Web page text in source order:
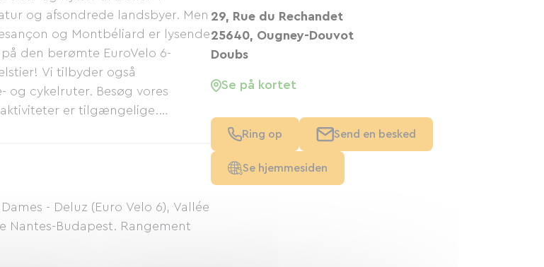
og afsondrede landsbyer. Men
og Montbéliard er lysende
den berømte EuroVelo 6-
Vi tilbyder også
og cykelruter. Besøg vores
er tilgængelige.
- Deluz (Euro Velo 6), Vallée
Nantes-Budapest. Rangement
29, Rue du Rechandet
25640, Ougney-Douvot
Doubs
Se på kortet
Ring op Send en besked
Se hjemmesiden